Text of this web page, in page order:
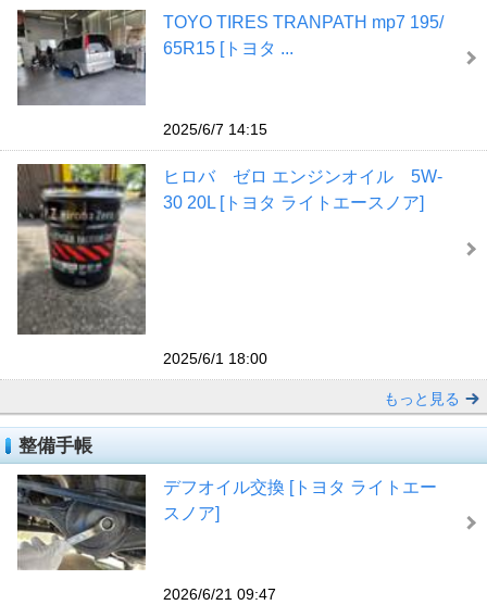
TOYO TIRES TRANPATH mp7 195/
65R15 [トヨタ ...
2025/6/7 14:15
ヒロバ ゼロ エンジンオイル 5W-
30 20L [トヨタ ライトエースノア]
2025/6/1 18:00
もっと見る
整備手帳
デフオイル交換 [トヨタ ライトエー
スノア]
2026/6/21 09:47